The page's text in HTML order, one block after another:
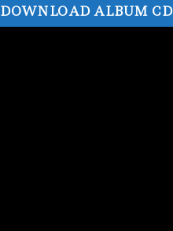
DOWNLOAD ALBUM CD